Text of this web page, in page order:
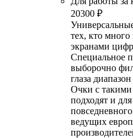
20300 ₽
тех, кто
экранами
Специальное
выборочно
глаза
Очки с такими
подходят и
ведущих